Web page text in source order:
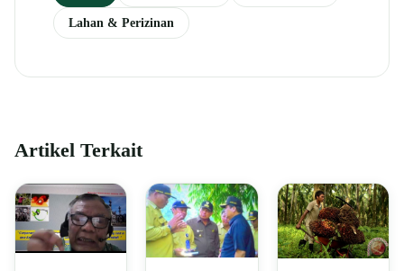
Lahan & Perizinan
Artikel Terkait